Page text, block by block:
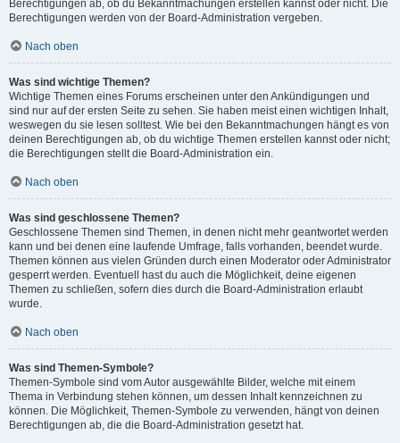
Berechtigungen ab, ob du Bekanntmachungen erstellen kannst oder nicht. Die
Berechtigungen werden von der Board-Administration vergeben.
Nach oben
Was sind wichtige Themen?
Wichtige Themen eines Forums erscheinen unter den Ankündigungen und
sind nur auf der ersten Seite zu sehen. Sie haben meist einen wichtigen Inhalt,
weswegen du sie lesen solltest. Wie bei den Bekanntmachungen hängt es von
deinen Berechtigungen ab, ob du wichtige Themen erstellen kannst oder nicht;
die Berechtigungen stellt die Board-Administration ein.
Nach oben
Was sind geschlossene Themen?
Geschlossene Themen sind Themen, in denen nicht mehr geantwortet werden
kann und bei denen eine laufende Umfrage, falls vorhanden, beendet wurde.
Themen können aus vielen Gründen durch einen Moderator oder Administrator
gesperrt werden. Eventuell hast du auch die Möglichkeit, deine eigenen
Themen zu schließen, sofern dies durch die Board-Administration erlaubt
wurde.
Nach oben
Was sind Themen-Symbole?
Themen-Symbole sind vom Autor ausgewählte Bilder, welche mit einem
Thema in Verbindung stehen können, um dessen Inhalt kennzeichnen zu
können. Die Möglichkeit, Themen-Symbole zu verwenden, hängt von deinen
Berechtigungen ab, die die Board-Administration gesetzt hat.